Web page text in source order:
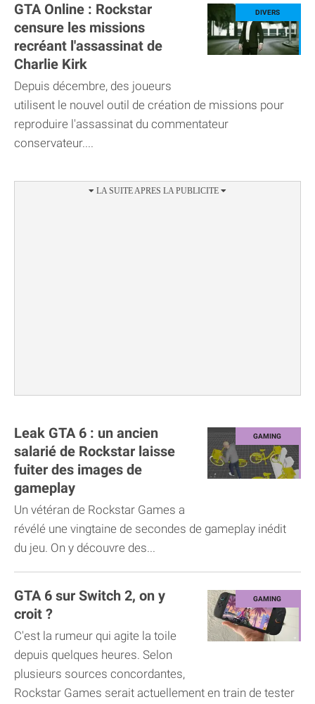
GTA Online : Rockstar
censure les missions
recréant l'assassinat de
Charlie Kirk
Depuis décembre, des joueurs
utilisent le nouvel outil de création de missions pour
reproduire l'assassinat du commentateur
conservateur....
Leak GTA 6 : un ancien
salarié de Rockstar laisse
fuiter des images de
gameplay
Un vétéran de Rockstar Games a
révélé une vingtaine de secondes de gameplay inédit
du jeu. On y découvre des...
GTA 6 sur Switch 2, on y
croit ?
C'est la rumeur qui agite la toile
depuis quelques heures. Selon
plusieurs sources concordantes,
Rockstar Games serait actuellement en train de tester